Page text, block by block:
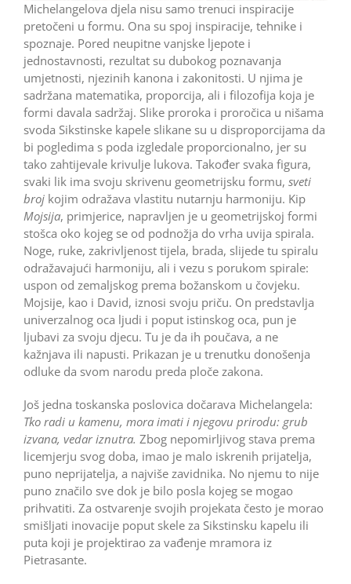
Michelangelova djela nisu samo trenuci inspiracije
pretočeni u formu. Ona su spoj inspiracije, tehnike i
spoznaje. Pored neupitne vanjske ljepote i
jednostavnosti, rezultat su dubokog poznavanja
umjetnosti, njezinih kanona i zakonitosti. U njima je
sadržana matematika, proporcija, ali i filozofija koja je
formi davala sadržaj. Slike proroka i proročica u nišama
svoda Sikstinske kapele slikane su u disproporcijama da
bi pogledima s poda izgledale proporcionalno, jer su
tako zahtijevale krivulje lukova. Također svaka figura,
svaki lik ima svoju skrivenu geometrijsku formu, sveti
broj kojim odražava vlastitu nutarnju harmoniju. Kip
Mojsija, primjerice, napravljen je u geometrijskoj formi
stošca oko kojeg se od podnožja do vrha uvija spirala.
Noge, ruke, zakrivljenost tijela, brada, slijede tu spiralu
odražavajući harmoniju, ali i vezu s porukom spirale:
uspon od zemaljskog prema božanskom u čovjeku.
Mojsije, kao i David, iznosi svoju priču. On predstavlja
univerzalnog oca ljudi i poput istinskog oca, pun je
ljubavi za svoju djecu. Tu je da ih poučava, a ne
kažnjava ili napusti. Prikazan je u trenutku donošenja
odluke da svom narodu preda ploče zakona.
Još jedna toskanska poslovica dočarava Michelangela:
Tko radi u kamenu, mora imati i njegovu prirodu: grub
izvana, vedar iznutra. Zbog nepomirljivog stava prema
licemjerju svog doba, imao je malo iskrenih prijatelja,
puno neprijatelja, a najviše zavidnika. No njemu to nije
puno značilo sve dok je bilo posla kojeg se mogao
prihvatiti. Za ostvarenje svojih projekata često je morao
smišljati inovacije poput skele za Sikstinsku kapelu ili
puta koji je projektirao za vađenje mramora iz
Pietrasante.